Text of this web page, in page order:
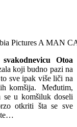
Pictures A MAN
Otoa
koji budno pazi na
sve ipak više liči na
komšija. Međutim,
se u komšiluk doseli
otkriti šta se sve